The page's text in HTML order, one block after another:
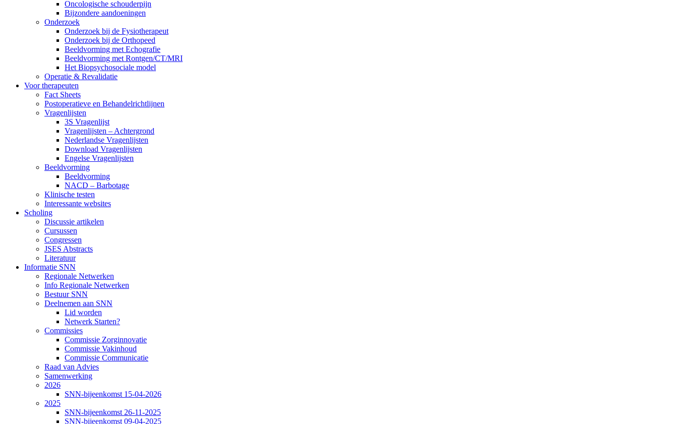
Oncologische schouderpijn
Bijzondere aandoeningen
Onderzoek
Onderzoek bij de Fysiotherapeut
Onderzoek bij de Orthopeed
Beeldvorming met Echografie
Beeldvorming met Rontgen/CT/MRI
Het Biopsychosociale model
Operatie & Revalidatie
Voor therapeuten
Fact Sheets
Postoperatieve en Behandelrichtlijnen
Vragenlijsten
3S Vragenlijst
Vragenlijsten – Achtergrond
Nederlandse Vragenlijsten
Download Vragenlijsten
Engelse Vragenlijsten
Beeldvorming
Beeldvorming
NACD – Barbotage
Klinische testen
Interessante websites
Scholing
Discussie artikelen
Cursussen
Congressen
JSES Abstracts
Literatuur
Informatie SNN
Regionale Netwerken
Info Regionale Netwerken
Bestuur SNN
Deelnemen aan SNN
Lid worden
Netwerk Starten?
Commissies
Commissie Zorginnovatie
Commissie Vakinhoud
Commissie Communicatie
Raad van Advies
Samenwerking
2026
SNN-bijeenkomst 15-04-2026
2025
SNN-bijeenkomst 26-11-2025
SNN-bijeenkomst 09-04-2025